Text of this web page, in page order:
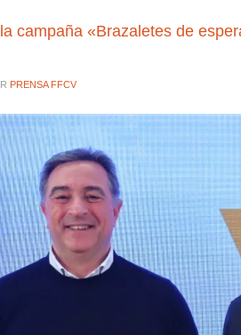
campaña «Brazaletes de
PRENSA FFCV